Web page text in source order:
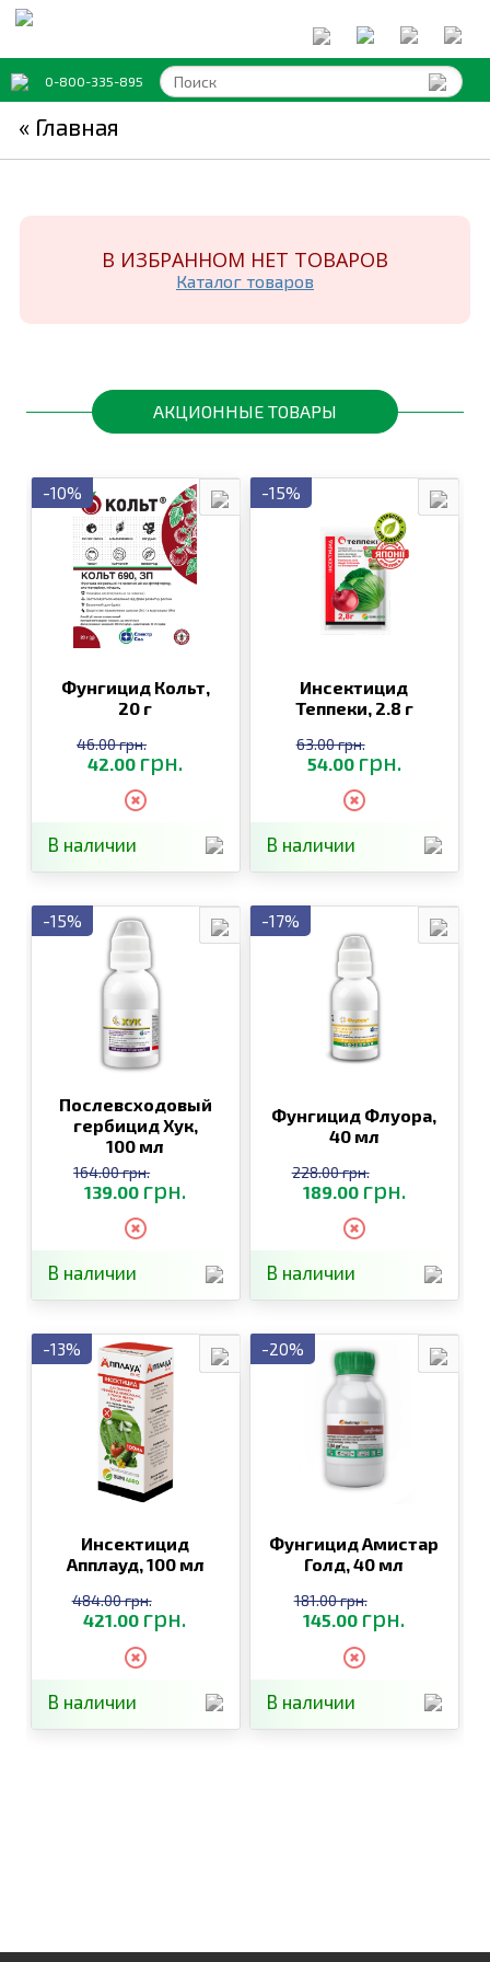
0-800-335-895
« Главная
В ИЗБРАННОМ НЕТ ТОВАРОВ
Каталог товарoв
АКЦИОННЫЕ ТОВАРЫ
-10%
Фунгицид Кольт,
20 г
42.00 грн.
46.00 грн.
В наличии
-15%
Инсектицид
Теппеки, 2.8 г
54.00 грн.
63.00 грн.
В наличии
-15%
Послевсходовый
гербицид Хук,
100 мл
139.00 грн.
164.00 грн.
В наличии
-17%
Фунгицид Флуора,
40 мл
189.00 грн.
228.00 грн.
В наличии
-13%
Инсектицид
Апплауд,100 мл
421.00 грн.
484.00 грн.
В наличии
-20%
Фунгицид Амистар
Голд,40 мл
145.00 грн.
181.00 грн.
В наличии